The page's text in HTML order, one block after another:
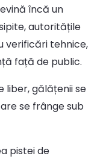
încă un
autoritățile
verificări tehnice,
față de public.
liber, gălățenii se
se frânge sub
pistei de